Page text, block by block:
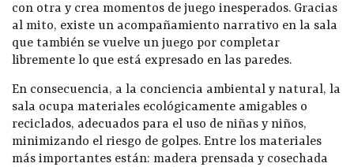
con otra y crea momentos de juego inesperados. Gracias
al mito, existe un acompañamiento narrativo en la sala
que también se vuelve un juego por completar
libremente lo que está expresado en las paredes.
En consecuencia, a la conciencia ambiental y natural, la
sala ocupa materiales ecológicamente amigables o
reciclados, adecuados para el uso de niñas y niños,
minimizando el riesgo de golpes. Entre los materiales
más importantes están: madera prensada y cosechada